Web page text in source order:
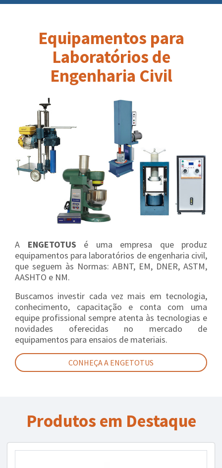
Equipamentos para
Laboratórios de
Engenharia Civil
A ENGETOTUS é uma empresa que produz
equipamentos para laboratórios de engenharia civil,
que seguem às Normas: ABNT, EM, DNER, ASTM,
AASHTO e NM.
Buscamos investir cada vez mais em tecnologia,
conhecimento, capacitação e conta com uma
equipe profissional sempre atenta às tecnologias e
novidades oferecidas no mercado de
equipamentos para ensaios de materiais.
CONHEÇA A ENGETOTUS
Produtos em Destaque